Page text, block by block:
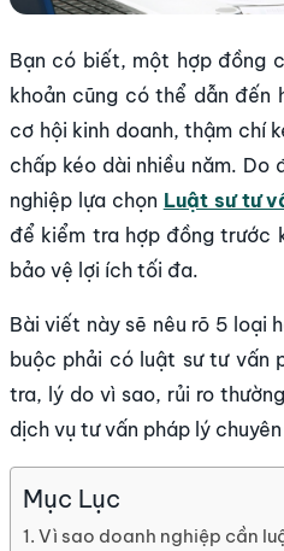
Bạn có biết, một hợp đồng
khoản cũng có thể dẫn đến
cơ hội kinh doanh, thậm chí
chấp kéo dài nhiều năm. Do
nghiệp lựa chọn Luật sư tư
để kiểm tra hợp đồng trước
bảo vệ lợi ích tối đa.
Bài viết này sẽ nêu rõ 5 loại
buộc phải có luật sư tư vấn
tra, lý do vì sao, rủi ro
dịch vụ tư vấn pháp lý
Mục Lục
Vì sao doanh nghiệp cần